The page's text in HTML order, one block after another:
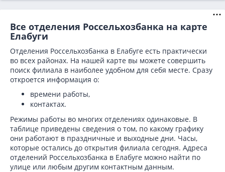
Все отделения Россельхозбанка на карте
Елабуги
Отделения Россельхозбанка в Елабуге есть практически
во всех районах. На нашей карте вы можете совершить
поиск филиала в наиболее удобном для себя месте. Сразу
откроется информация о:
времени работы,
контактах.
Режимы работы во многих отделениях одинаковые. В
таблице приведены сведения о том, по какому графику
они работают в праздничные и выходные дни. Часы,
которые остались до открытия филиала сегодня. Адреса
отделений Россельхозбанка в Елабуге можно найти по
улице или любым другим контактным данным.